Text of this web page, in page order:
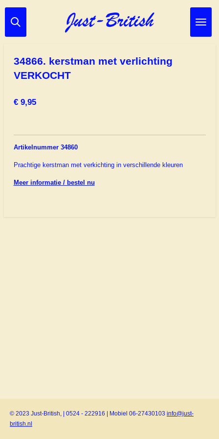
Ga
direct
34866. kerstman met verlichting
VERKOCHT
€ 9,95
Artikelnummer 34860
Prachtige kerstman met verkichting in verschillende kleuren
Meer informatie / bestel nu
© 2023 Just-British, | 0524 - 222916 | Mobiel 06-27430103 info@just-
british.nl